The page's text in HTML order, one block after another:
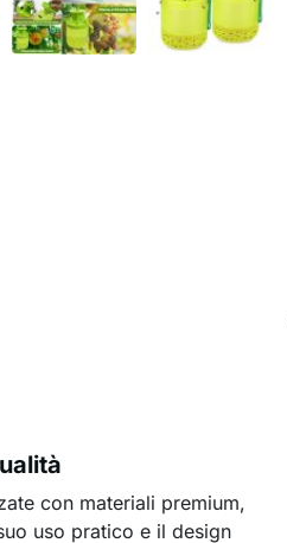
con materiali premium,
uso pratico e il design